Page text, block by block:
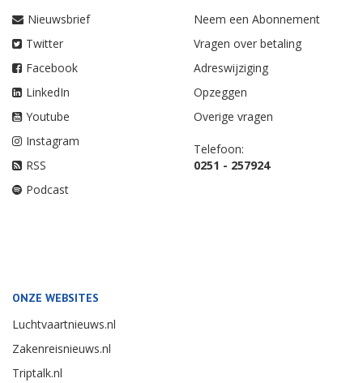
Nieuwsbrief
Twitter
Facebook
LinkedIn
Youtube
Instagram
RSS
Podcast
Neem een Abonnement
Vragen over betaling
Adreswijziging
Opzeggen
Overige vragen
Telefoon:
0251 - 257924
ONZE WEBSITES
Luchtvaartnieuws.nl
Zakenreisnieuws.nl
Triptalk.nl